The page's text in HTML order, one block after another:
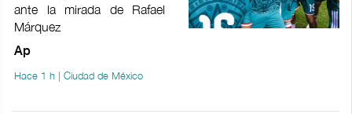
ante la mirada de Rafael
Márquez
Ap
Hace 1 h | Ciudad de México